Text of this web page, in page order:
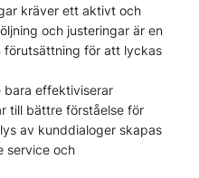
kräver ett aktivt och
och justeringar är en
förutsättning för att lyckas
bara effektiviserar
till bättre förståelse för
av kunddialoger skapas
service och